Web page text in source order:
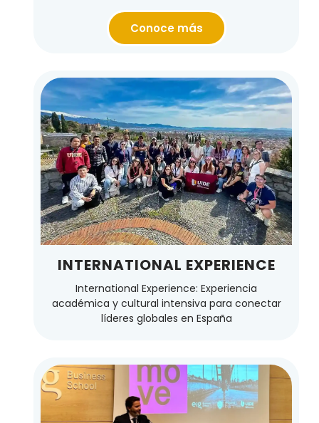
Conoce más
INTERNATIONAL EXPERIENCE
International Experience: Experiencia
académica y cultural intensiva para conectar
líderes globales en España